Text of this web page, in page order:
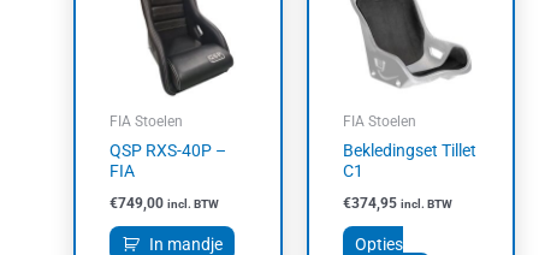
FIA Stoelen
QSP RXS-40P –
FIA
€749,00 incl. BTW
In mandje
FIA Stoelen
Bekledingset Tillet
C1
€374,95 incl. BTW
Opties
variaties.
Deze
optie
worden
de